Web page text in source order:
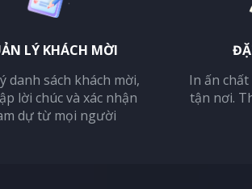
LÝ KHÁCH MỜI
danh sách khách mời,
lời chúc và xác nhận
dự từ mọi người
In ấn
tận nơi.